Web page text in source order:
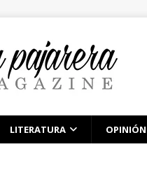
LITERATURA OPINIÓN